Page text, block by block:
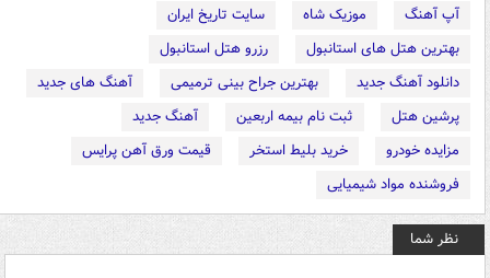
آپ آهنگ موزیک شاه
سایت تاریخ ایران
بهترین هتل های استانبول
رزرو هتل استانبول
دانلود آهنگ جدید
بهترین جراح بینی ترمیمی
آهنگ های جدید
پرشین هتل
ثبت نام بیمه اربعین
آهنگ جدید
مزایده خودرو
خرید بلیط استخر
قیمت ورق آهن پرایس
فروشنده مواد شیمیایی
نظر شما